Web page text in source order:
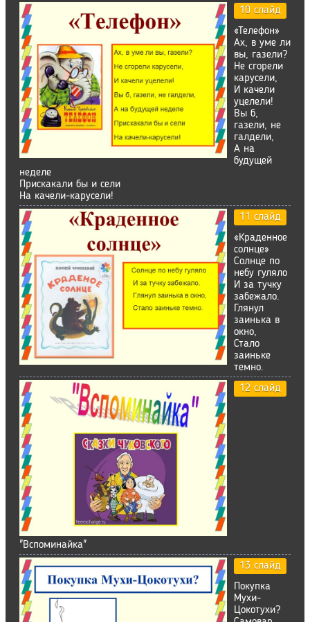
10 слайд
«Телефон»
Ах, в уме ли
вы, газели?
Не сгорели
карусели,
И качели
уцелели!
Вы б,
газели, не
галдели,
А на
будущей
неделе
Прискакали бы и сели
На качели-карусели!
11 слайд
«Краденное
солнце»
Солнце по
небу гуляло
И за тучку
забежало.
Глянул
заинька в
окно,
Стало
заиньке
темно.
12 слайд
"Вспоминайка"
13 слайд
Покупка
Мухи-
Цокотухи?